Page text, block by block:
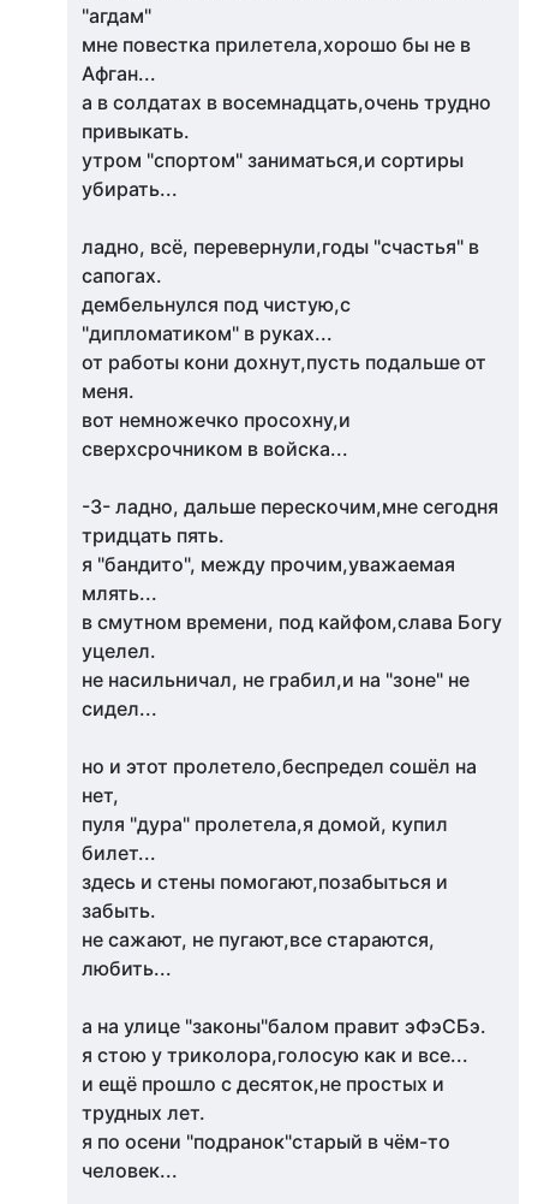
"агдам"
мне повестка прилетела,хорошо бы не в
Афган...
а в солдатах в восемнадцать,очень трудно
привыкать.
утром "спортом" заниматься,и сортиры
убирать...
ладно, всё, перевернули,годы "счастья" в
сапогах.
дембельнулся под чистую,с
"дипломатиком" в руках...
от работы кони дохнут,пусть подальше от
меня.
вот немножечко просохну,и
сверхсрочником в войска...
-3- ладно, дальше перескочим,мне сегодня
тридцать пять.
я "бандито", между прочим,уважаемая
млять...
в смутном времени, под кайфом,слава Богу
уцелел.
не насильничал, не грабил,и на "зоне" не
сидел...
но и этот пролетело,беспредел сошёл на
нет,
пуля "дура" пролетела,я домой, купил
билет...
здесь и стены помогают,позабыться и
забыть.
не сажают, не пугают,все стараются,
любить...
а на улице "законы"балом правит эФэСБэ.
я стою у триколора,голосую как и все...
и ещё прошло с десяток,не простых и
трудных лет.
я по осени "подранок"старый в чём-то
человек...